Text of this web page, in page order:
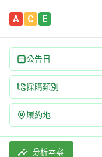
A C E
公告日
採購類別
履約地
眼科-預載式單片非球
採購類別：財物類 醫
分析本案